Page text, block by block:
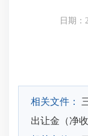
日期：
相关文件：
出让金（净